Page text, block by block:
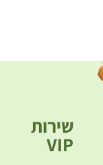
שירות
VIP